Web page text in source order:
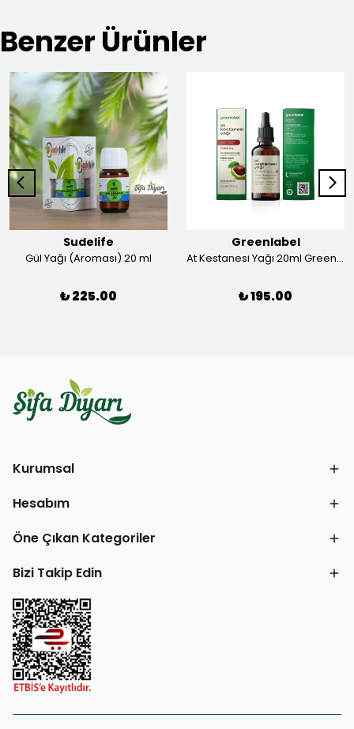
Benzer Ürünler
Sudelife
Gül Yağı (Aroması) 20 ml
₺ 225.00
Greenlabel
At Kestanesi Yağı 20ml Greenlabel
₺ 195.00
Kurumsal
Hesabım
Öne Çıkan Kategoriler
Bizi Takip Edin